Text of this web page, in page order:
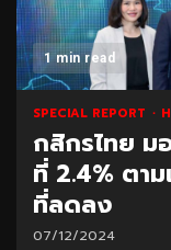
1 min read
SPECIAL REPORT
กสิกรไทย ม
ที่ 2.4% ตา
ที่ลดลง
07/12/2024